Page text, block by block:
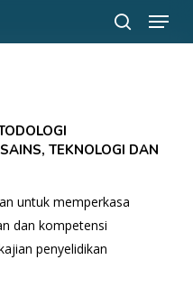
search
Menu
TEKNOLOGI DAN
untuk memperkasa
dan kompetensi
penyelidikan